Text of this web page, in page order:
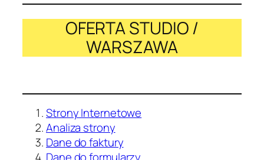
OFERTA STUDIO /
WARSZAWA
Strony Internetowe
Analiza strony
Dane do faktury
Dane do formularzy